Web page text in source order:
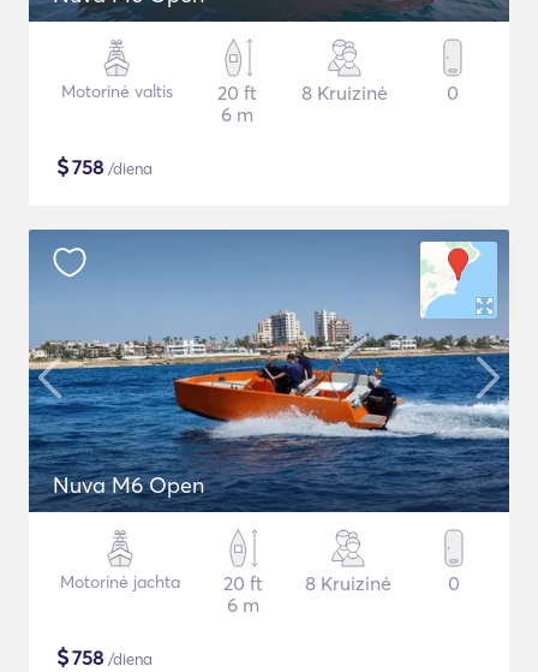
Motorinė valtis
20 ft
6 m
8 Kruizinė 0
$758 /diena
Nuva M6 Open
Motorinė jachta
20 ft
6 m
8 Kruizinė 0
$758 /diena